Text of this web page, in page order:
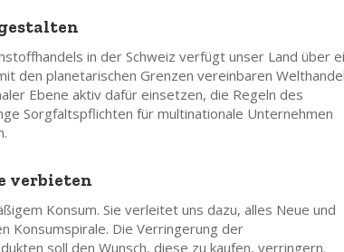
in der Schweiz verfügt unser Land über
den planetarischen Grenzen vereinbaren Welthandel
Ebene aktiv dafür einsetzen, die Regeln des
Sorgfaltspflichten für multinationale Unternehmen
verbieten
Konsum. Sie verleitet uns dazu, alles Neue und
Konsumspirale. Die Verringerung der
soll den Wunsch, diese zu kaufen, verringern.